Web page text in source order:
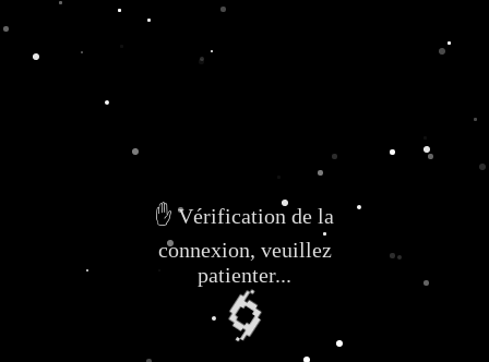
✋ Vérification de la
connexion, veuillez
patienter...
🌀